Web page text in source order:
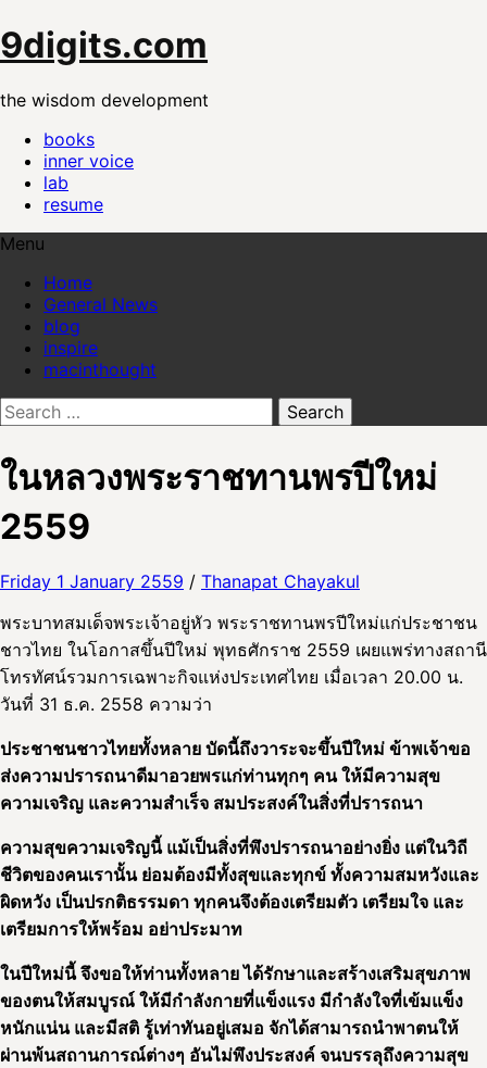
Skip
to
9digits.com
the wisdom development
books
inner voice
lab
resume
Menu
Home
General News
blog
inspire
macinthought
Search
for:
ในหลวงพระราชทานพรปีใหม่
2559
Friday 1 January 2559 / Thanapat Chayakul
พระบาทสมเด็จพระเจ้าอยู่หัว พระราชทานพรปีใหม่แก่ประชาชน
ชาวไทย ในโอกาสขึ้นปีใหม่ พุทธศักราช 2559 เผยแพร่ทางสถานี
โทรทัศน์รวมการเฉพาะกิจแห่งประเทศไทย เมื่อเวลา 20.00 น.
วันที่ 31 ธ.ค. 2558 ความว่า
ประชาชนชาวไทยทั้งหลาย บัดนี้ถึงวาระจะขึ้นปีใหม่ ข้าพเจ้าขอ
ส่งความปรารถนาดีมาอวยพรแก่ท่านทุกๆ คน ให้มีความสุข
ความเจริญ และความสำเร็จ สมประสงค์ในสิ่งที่ปรารถนา
ความสุขความเจริญนี้ แม้เป็นสิ่งที่พึงปรารถนาอย่างยิ่ง แต่ในวิถี
ชีวิตของคนเรานั้น ย่อมต้องมีทั้งสุขและทุกข์ ทั้งความสมหวังและ
ผิดหวัง เป็นปรกติธรรมดา ทุกคนจึงต้องเตรียมตัว เตรียมใจ และ
เตรียมการให้พร้อม อย่าประมาท
ในปีใหม่นี้ จึงขอให้ท่านทั้งหลาย ได้รักษาและสร้างเสริมสุขภาพ
ของตนให้สมบูรณ์ ให้มีกำลังกายที่แข็งแรง มีกำลังใจที่เข้มแข็ง
หนักแน่น และมีสติ รู้เท่าทันอยู่เสมอ จักได้สามารถนำพาตนให้
ผ่านพ้นสถานการณ์ต่างๆ อันไม่พึงประสงค์ จนบรรลุถึงความสุข